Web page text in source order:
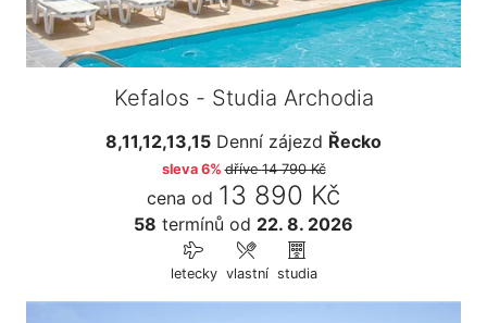
Kefalos - Studia Archodia
8,11,12,13,15 Denní zájezd Řecko
sleva 6% dříve14 790 Kč
cena od 13 890 Kč
58 termínů od 22. 8. 2026
letecky vlastní studia